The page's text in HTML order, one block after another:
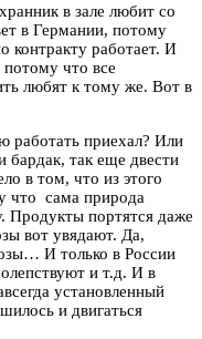
в зале любит со
в Германии, потому
контракту работает. И
что все
любят к тому же. Вот в
работать приехал? Или
бардак, так еще двести
в том, что из этого
что сама природа
Продукты портятся даже
вот увядают. Да,
И только в России
и т.д. И в
установленный
и двигаться